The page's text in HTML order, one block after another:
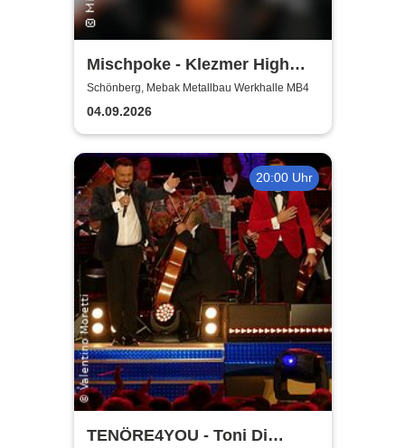
Mischpoke - Klezmer High
Life
Schönberg, Mebak Metallbau Werkhalle MB4
04.09.2026
20:00 Uhr
TENÖRE4YOU - Toni Di